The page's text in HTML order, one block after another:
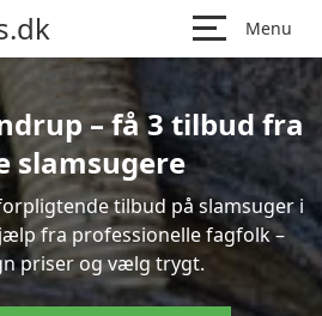
Menu
– få 3 tilbud fra
slamsugere
tilbud på slamsuger i
fra professionelle fagfolk –
priser og vælg trygt.